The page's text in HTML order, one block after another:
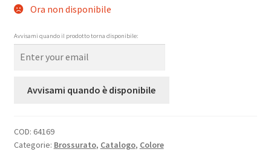
Ora non disponibile
Avvisami quando il prodotto torna disponibile:
Avvisami quando è disponibile
COD: 64169
Categorie: Brossurato, Catalogo, Colore